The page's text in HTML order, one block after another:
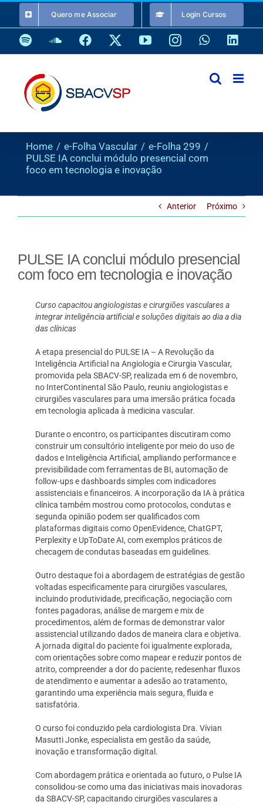
o
conteúdo
Quero me Associar Login Cursos
SpotifySoundCloud
Facebook YouTubeInstagramWhatsApp
Home e-Folha Vascular
e-Folha 299
PULSE IA conclui módulo presencial com
foco em tecnologia e inovação
Anterior Próximo
PULSE IA conclui módulo presencial
com foco em tecnologia e inovação
Curso capacitou angiologistas e cirurgiões vasculares a
integrar inteligência artificial e soluções digitais ao dia a dia
das clínicas
A etapa presencial do PULSE IA – A Revolução da
Inteligência Artificial na Angiologia e Cirurgia Vascular,
promovida pela SBACV-SP, realizada em 6 de novembro,
no InterContinental São Paulo, reuniu angiologistas e
cirurgiões vasculares para uma imersão prática focada
em tecnologia aplicada à medicina vascular.
Durante o encontro, os participantes discutiram como
construir um consultório inteligente por meio do uso de
dados e Inteligência Artificial, ampliando performance e
previsibilidade com ferramentas de BI, automação de
follow-ups e dashboards simples com indicadores
assistenciais e financeiros. A incorporação da IA à prática
clínica também mostrou como protocolos, condutas e
segunda opinião podem ser qualificados com
plataformas digitais como OpenEvidence, ChatGPT,
Perplexity e UpToDate AI, com exemplos práticos de
checagem de condutas baseadas em guidelines.
Outro destaque foi a abordagem de estratégias de gestão
voltadas especificamente para cirurgiões vasculares,
incluindo produtividade, precificação, negociação com
fontes pagadoras, análise de margem e mix de
procedimentos, além de formas de demonstrar valor
assistencial utilizando dados de maneira clara e objetiva.
A jornada digital do paciente foi igualmente explorada,
com orientações sobre como mapear e reduzir pontos de
atrito, compreender a dor do paciente, redesenhar fluxos
de atendimento e aumentar a adesão ao tratamento,
garantindo uma experiência mais segura, fluida e
satisfatória.
O curso foi conduzido pela cardiologista Dra. Vívian
Masutti Jonke, especialista em gestão da saúde,
inovação e transformação digital.
Com abordagem prática e orientada ao futuro, o Pulse IA
consolidou-se como uma das iniciativas mais inovadoras
da SBACV-SP, capacitando cirurgiões vasculares a